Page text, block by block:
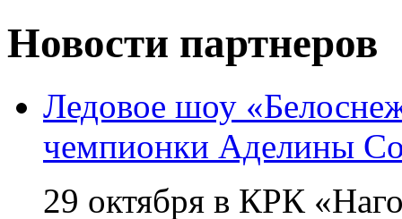
Новости партнеров
Ледовое шоу
чемпионки Аделины
29 октября в КРК